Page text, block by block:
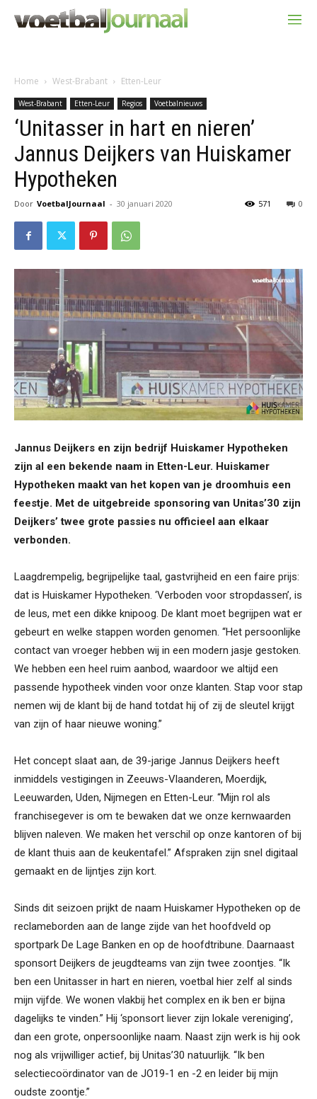
Home West-Brabant Etten-Leur
West-Brabant Etten-Leur Regios Voetbalnieuws
‘Unitasser in hart en nieren’
Jannus Deijkers van Huiskamer
Hypotheken
Door VoetbalJournaal - 30 januari 2020 0
571
Jannus Deijkers en zijn bedrijf Huiskamer Hypotheken
zijn al een bekende naam in Etten-Leur. Huiskamer
Hypotheken maakt van het kopen van je droomhuis een
feestje. Met de uitgebreide sponsoring van Unitas’30 zijn
Deijkers’ twee grote passies nu officieel aan elkaar
verbonden.
Laagdrempelig, begrijpelijke taal, gastvrijheid en een faire prijs:
dat is Huiskamer Hypotheken. ‘Verboden voor stropdassen’, is
de leus, met een dikke knipoog. De klant moet begrijpen wat er
gebeurt en welke stappen worden genomen. “Het persoonlijke
contact van vroeger hebben wij in een modern jasje gestoken.
We hebben een heel ruim aanbod, waardoor we altijd een
passende hypotheek vinden voor onze klanten. Stap voor stap
nemen wij de klant bij de hand totdat hij of zij de sleutel krijgt
van zijn of haar nieuwe woning.”
Het concept slaat aan, de 39-jarige Jannus Deijkers heeft
inmiddels vestigingen in Zeeuws-Vlaanderen, Moerdijk,
Leeuwarden, Uden, Nijmegen en Etten-Leur. “Mijn rol als
franchisegever is om te bewaken dat we onze kernwaarden
blijven naleven. We maken het verschil op onze kantoren of bij
de klant thuis aan de keukentafel.” Afspraken zijn snel digitaal
gemaakt en de lijntjes zijn kort.
Sinds dit seizoen prijkt de naam Huiskamer Hypotheken op de
reclameborden aan de lange zijde van het hoofdveld op
sportpark De Lage Banken en op de hoofdtribune. Daarnaast
sponsort Deijkers de jeugdteams van zijn twee zoontjes. “Ik
ben een Unitasser in hart en nieren, voetbal hier zelf al sinds
mijn vijfde. We wonen vlakbij het complex en ik ben er bijna
dagelijks te vinden.” Hij ‘sponsort liever zijn lokale vereniging’,
dan een grote, onpersoonlijke naam. Naast zijn werk is hij ook
nog als vrijwilliger actief, bij Unitas’30 natuurlijk. “Ik ben
selectiecoördinator van de JO19-1 en -2 en leider bij mijn
oudste zoontje.”